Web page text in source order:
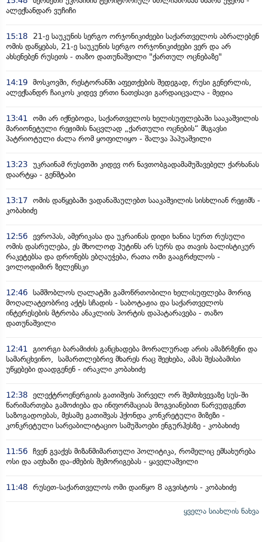
ალექსანდარ ვუჩიჩი
15:18
21-ე საუკუნის სერგო ორჯონიკიძეები საქართველოს აბრალებენ
ომის დაწყებას, 21-ე საუკუნის სერგო ორჯონიკიძეები ვერ და არ
ახსენებენ რუსეთს - თაზო დათუნაშვილი "ქართულ ოცნებაზე"
14:19 მოსკოვში, რესტორანში აფეთქების შედეგად, რუსი გენერლის,
ალექსანდრ ჩაიკოს კიდევ ერთი ნათესავი გარდაიცვალა - მედია
13:41
ომი არ იქნებოდა, საქართველოს ხელისუფლებაში სააკაშვილის
მარიონეტული რეჟიმის ნაცვლად „ქართული ოცნების“ მსგავსი
პატრიოტული ძალა რომ ყოფილიყო - შალვა პაპუაშვილი
13:23 უკრაინამ რუსეთში კიდევ ორ ნავთობგადამამუშავებელ ქარხანას
დაარტყა - გენშტაბი
13:17 ომის დაწყებაში ვადანაშაულებთ სააკაშვილის სისხლიან რეჟიმს -
კობახიძე
12:56 ევროპას, ამერიკასა და უკრაინას დიდი ხანია სურთ რუსული
ომის დასრულება, ეს მხოლოდ პუტინს არ სურს და თავის ბალისტიკურ
რაკეტებსა და დრონებს ებღაუჭება, რათა ომი გააგრძელოს -
ვოლოდიმირ ზელენსკი
12:46 სამშობლოს ღალატში გამოწრთობილი ხელისუფლება მორიგ
მოღალატეობრივ აქტს სჩადის - საბოტაჟია და საქართველოს
ინტერესების მტრობა ანაკლიის პორტის დაპატარავება - თაზო
დათუნაშვილი
12:41
გიორგი ბარამიძის განცხადება მორალურად არის ამაზრზენი და
სამარცხვინო, სამართლებრივ მხარეს რაც შეეხება, ამას შესაბამისი
უწყებები დაადგენენ - ირაკლი კობახიძე
12:38 ელექტროენერგიის გათიშვის პირველ ორ შემთხვევაზე სუს-ში
წარიმართება გამოძიება და ინფორმაციას მოგვიანებით წარვუდგენთ
საზოგადოებას, მესამე გათიშვას ჰქონდა კონკრეტული მიზეზი -
კონკრეტული სარეაბილიტაციო სამუშაოები ენგურჰესზე - კობახიძე
11:56 ჩვენ გვაქვს მიზანმიმართული პოლიტიკა, რომელიც ემსახურება
ოსი და აფხაზი და-ძმების შემორიგებას - ყაველაშვილი
11:48 რუსეთ-საქართველოს ომი დაიწყო 8 აგვისტოს - კობახიძე
ყველა სიახლის ნახვა